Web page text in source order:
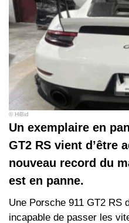
© HiBid
Un exemplaire en
GT2 RS vient d’être
nouveau record du
est en panne.
Une Porsche 911 GT2 RS
incapable de passer les